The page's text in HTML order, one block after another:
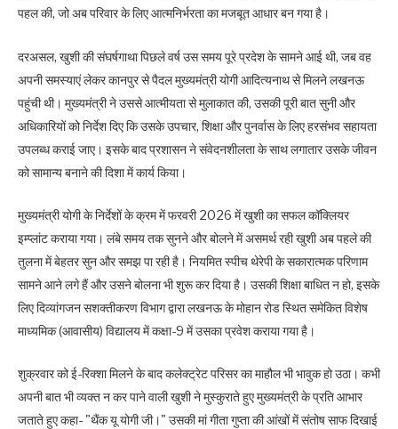
पहल की, जो अब परिवार के लिए आत्मनिर्भरता का मजबूत आधार बन गया है।
दरअसल, खुशी की संघर्षगाथा पिछले वर्ष उस समय पूरे प्रदेश के सामने आई थी, जब वह
अपनी समस्याएं लेकर कानपुर से पैदल मुख्यमंत्री योगी आदित्यनाथ से मिलने लखनऊ
पहुंची थी। मुख्यमंत्री ने उससे आत्मीयता से मुलाकात की, उसकी पूरी बात सुनी और
अधिकारियों को निर्देश दिए कि उसके उपचार, शिक्षा और पुनर्वास के लिए हरसंभव सहायता
उपलब्ध कराई जाए। इसके बाद प्रशासन ने संवेदनशीलता के साथ लगातार उसके जीवन
को सामान्य बनाने की दिशा में कार्य किया।
मुख्यमंत्री योगी के निर्देशों के क्रम में फरवरी 2026 में खुशी का सफल कॉक्लियर
इम्प्लांट कराया गया। लंबे समय तक सुनने और बोलने में असमर्थ रही खुशी अब पहले की
तुलना में बेहतर सुन और समझ पा रही है। नियमित स्पीच थेरेपी के सकारात्मक परिणाम
सामने आने लगे हैं और उसने बोलना भी शुरू कर दिया है। उसकी शिक्षा बाधित न हो, इसके
लिए दिव्यांगजन सशक्तीकरण विभाग द्वारा लखनऊ के मोहान रोड स्थित समेकित विशेष
माध्यमिक (आवासीय) विद्यालय में कक्षा-9 में उसका प्रवेश कराया गया है।
शुक्रवार को ई-रिक्शा मिलने के बाद कलेक्ट्रेट परिसर का माहौल भी भावुक हो उठा। कभी
अपनी बात भी व्यक्त न कर पाने वाली खुशी ने मुस्कुराते हुए मुख्यमंत्री के प्रति आभार
जताते हुए कहा- "थैंक यू योगी जी।" उसकी मां गीता गुप्ता की आंखों में संतोष साफ दिखाई